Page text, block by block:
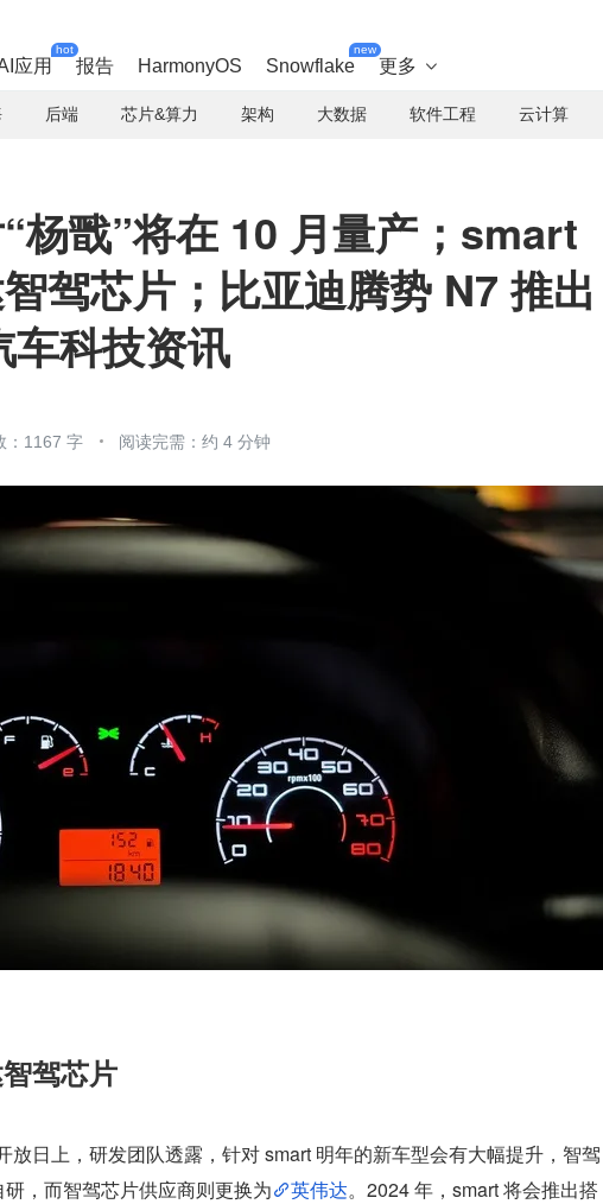
应用
hot
报告 HarmonyOS Snowflake
new
更多 
后端 芯片&算力 架构 大数据 软件工程 云计算
杨戬”将在 10 月量产；smart
驾芯片；比亚迪腾势 N7 推出
车科技资讯
：1167 字 阅读完需：约 4 分钟
驾芯片
放日上，研发团队透露，针对 smart 明年的新车型会有大幅提升，智驾
，而智驾芯片供应商则更换为
英伟达。2024 年，smart 将会推出搭